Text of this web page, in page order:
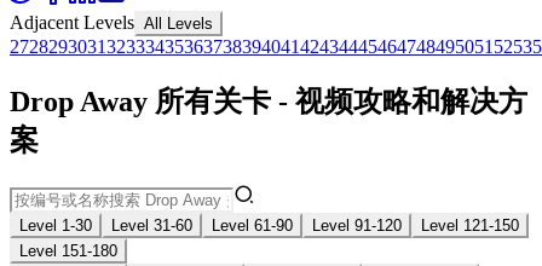
Adjacent Levels All Levels
27282930313233343536373839404142434445464748495051 5253
Drop Away 所有关卡 - 视频攻略和解决方
案
Level 1-30 Level 31-60 Level 61-90 Level 91-120
Level 121-150
Level 151-180